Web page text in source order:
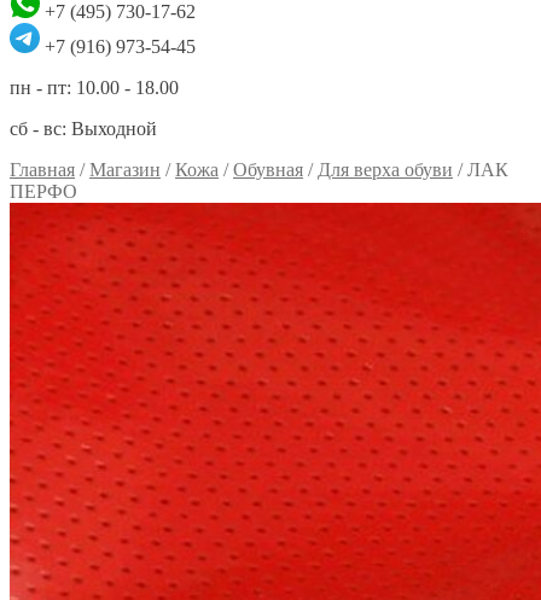
+7 (495) 730-17-62
+7 (916) 973-54-45
пн - пт: 10.00 - 18.00
сб - вс: Выходной
Главная /Магазин /Кожа /Обувная / Для верха обуви /ЛАК
ПЕРФО